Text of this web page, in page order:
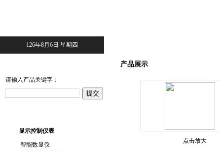
126年8月6日 星期四
请输入产品关键字：
显示控制仪表
智能数显仪
产品展示
点击放大